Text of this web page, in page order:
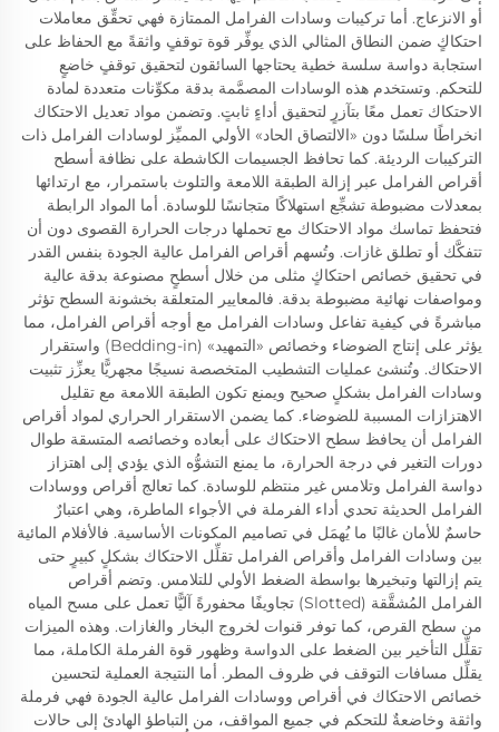
أو الانزعاج. أما تركيبات وسادات الفرامل الممتازة فهي تحقِّق معاملات
احتكاكٍ ضمن النطاق المثالي الذي يوفِّر قوة توقفٍ واثقةً مع الحفاظ على
استجابة دواسة سلسة خطية يحتاجها السائقون لتحقيق توقفٍ خاضعٍ
للتحكم. وتستخدم هذه الوسادات المصمَّمة بدقة مكوِّنات متعددة لمادة
الاحتكاك تعمل معًا بتآزرٍ لتحقيق أداءٍ ثابتٍ. وتضمن مواد تعديل الاحتكاك
انخراطًا سلسًا دون «الالتصاق الحاد» الأولي المميِّز لوسادات الفرامل ذات
التركيبات الرديئة. كما تحافظ الجسيمات الكاشطة على نظافة أسطح
أقراص الفرامل عبر إزالة الطبقة اللامعة والتلوث باستمرار، مع ارتدائها
بمعدلات مضبوطة تشجِّع استهلاكًا متجانسًا للوسادة. أما المواد الرابطة
فتحفظ تماسك مواد الاحتكاك مع تحملها درجات الحرارة القصوى دون أن
تتفكَّك أو تطلق غازات. وتُسهم أقراص الفرامل عالية الجودة بنفس القدر
في تحقيق خصائص احتكاكٍ مثلى من خلال أسطحٍ مصنوعة بدقة عالية
ومواصفات نهائية مضبوطة بدقة. فالمعايير المتعلقة بخشونة السطح تؤثر
مباشرةً في كيفية تفاعل وسادات الفرامل مع أوجه أقراص الفرامل، مما
يؤثر على إنتاج الضوضاء وخصائص «التمهيد» (Bedding-in) واستقرار
الاحتكاك. وتُنشئ عمليات التشطيب المتخصصة نسيجًا مجهريًّا يعزِّز تثبيت
وسادات الفرامل بشكلٍ صحيح ويمنع تكون الطبقة اللامعة مع تقليل
الاهتزازات المسببة للضوضاء. كما يضمن الاستقرار الحراري لمواد أقراص
الفرامل أن يحافظ سطح الاحتكاك على أبعاده وخصائصه المتسقة طوال
دورات التغير في درجة الحرارة، ما يمنع التشوُّه الذي يؤدي إلى اهتزاز
دواسة الفرامل وتلامس غير منتظم للوسادة. كما تعالج أقراص ووسادات
الفرامل الحديثة تحدي أداء الفرملة في الأجواء الماطرة، وهي اعتبارٌ
حاسمٌ للأمان غالبًا ما يُهمَل في تصاميم المكونات الأساسية. فالأفلام المائية
بين وسادات الفرامل وأقراص الفرامل تقلِّل الاحتكاك بشكلٍ كبيرٍ حتى
يتم إزالتها وتبخيرها بواسطة الضغط الأولي للتلامس. وتضم أقراص
الفرامل المُشقَّقة (Slotted) تجاويفًا محفورةً آليًّا تعمل على مسح المياه
من سطح القرص، كما توفر قنوات لخروج البخار والغازات. وهذه الميزات
تقلِّل التأخير بين الضغط على الدواسة وظهور قوة الفرملة الكاملة، مما
يقلِّل مسافات التوقف في ظروف المطر. أما النتيجة العملية لتحسين
خصائص الاحتكاك في أقراص ووسادات الفرامل عالية الجودة فهي فرملة
واثقة وخاضعةٌ للتحكم في جميع المواقف، من التباطؤ الهادئ إلى حالات